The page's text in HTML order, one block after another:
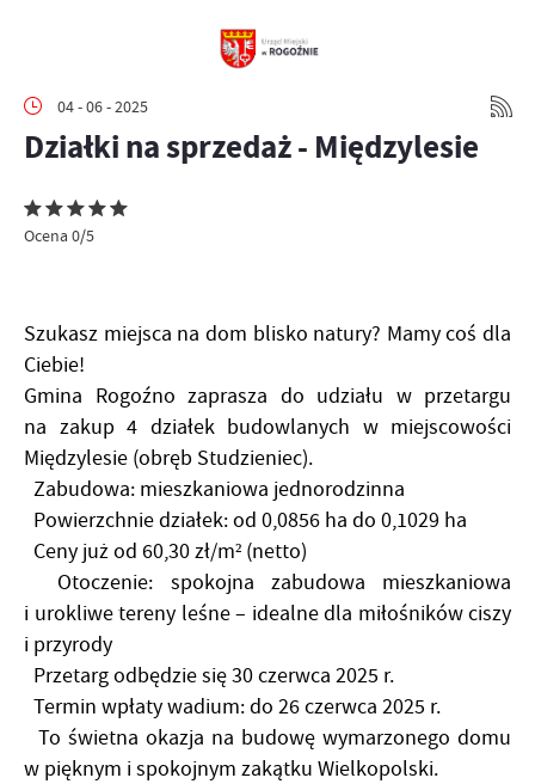
04 - 06 - 2025
Działki na sprzedaż - Międzylesie
Ocena 0/5
Szukasz miejsca na dom blisko natury? Mamy coś dla
Ciebie!
Gmina Rogoźno zaprasza do udziału w przetargu
na zakup 4 działek budowlanych w miejscowości
Międzylesie (obręb Studzieniec).
Zabudowa: mieszkaniowa jednorodzinna
Powierzchnie działek: od 0,0856 ha do 0,1029 ha
Ceny już od 60,30 zł/m² (netto)
Otoczenie: spokojna zabudowa mieszkaniowa
i urokliwe tereny leśne – idealne dla miłośników ciszy
i przyrody
Przetarg odbędzie się 30 czerwca 2025 r.
Termin wpłaty wadium: do 26 czerwca 2025 r.
To świetna okazja na budowę wymarzonego domu
w pięknym i spokojnym zakątku Wielkopolski.